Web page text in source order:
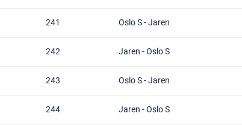
241 Oslo S-Jaren
242 Jaren -Oslo S
243 Oslo S-Jaren
244 Jaren -Oslo S